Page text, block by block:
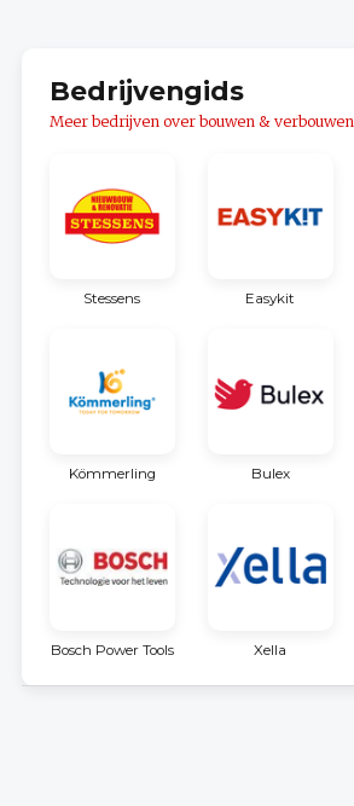
Bedrijvengids
Meer bedrijven over bouwen & verbouwen
Stessens Easykit
Kömmerling Bulex
Bosch Power Tools Xella